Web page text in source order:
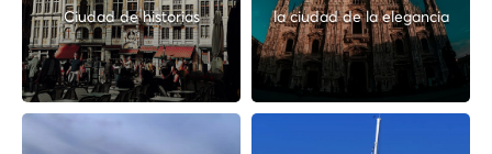
Ciudad de historias la ciudad de la elegancia